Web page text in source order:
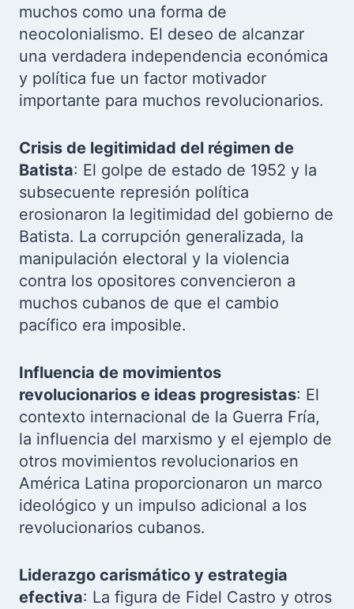
muchos como una forma de
neocolonialismo. El deseo de alcanzar
una verdadera independencia económica
y política fue un factor motivador
importante para muchos revolucionarios.
Crisis de legitimidad del régimen de
Batista: El golpe de estado de 1952 y la
subsecuente represión política
erosionaron la legitimidad del gobierno de
Batista. La corrupción generalizada, la
manipulación electoral y la violencia
contra los opositores convencieron a
muchos cubanos de que el cambio
pacífico era imposible.
Influencia de movimientos
revolucionarios e ideas progresistas: El
contexto internacional de la Guerra Fría,
la influencia del marxismo y el ejemplo de
otros movimientos revolucionarios en
América Latina proporcionaron un marco
ideológico y un impulso adicional a los
revolucionarios cubanos.
Liderazgo carismático y estrategia
efectiva: La figura de Fidel Castro y otros